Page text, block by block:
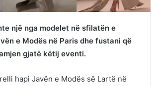
një nga modelet në sfilatën e
e Modës në Paris dhe fustani që
gjatë këtij eventi.
hapi Javën e Modës së Lartë në